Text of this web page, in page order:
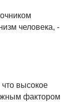
человека, -
высокое
фактором